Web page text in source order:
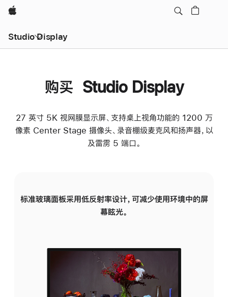
Apple
Studio Display
购买 Studio Display
27 英寸 5K 视网膜显示屏、支持桌上视角功能的 1200 万
像素 Center Stage 摄像头、录音棚级麦克风和扬声器，以
及雷雳 5 端口。
标准玻璃面板采用低反射率设计，可减少使用环境中的屏
幕眩光。